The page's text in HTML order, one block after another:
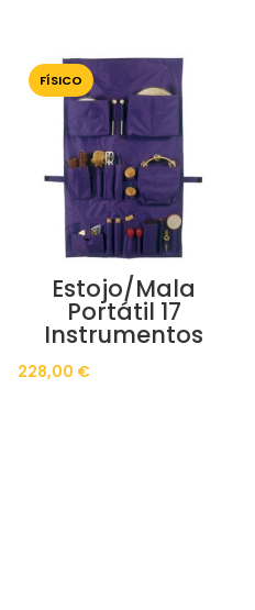
FÍSICO
Estojo/Mala
Portátil 17
Instrumentos
228,00 €